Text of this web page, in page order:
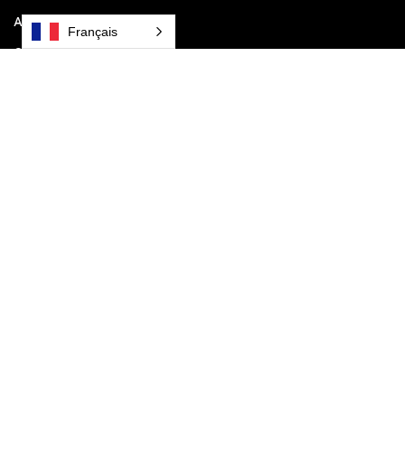
A PROPOS.
CONTACT.
Français